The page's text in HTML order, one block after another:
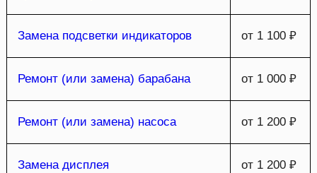
Замена подсветки индикаторов от 1 100 ₽
Ремонт (или замена) барабана от 1 000 ₽
Ремонт (или замена) насоса от 1 200 ₽
Замена дисплея от 1 200 ₽